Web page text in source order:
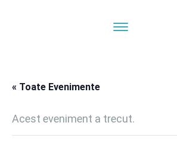
« Toate Evenimente
Acest eveniment a trecut.